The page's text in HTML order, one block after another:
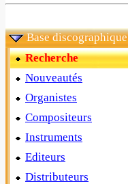
Base discographique
Recherche
Nouveautés
Organistes
Compositeurs
Instruments
Editeurs
Distributeurs